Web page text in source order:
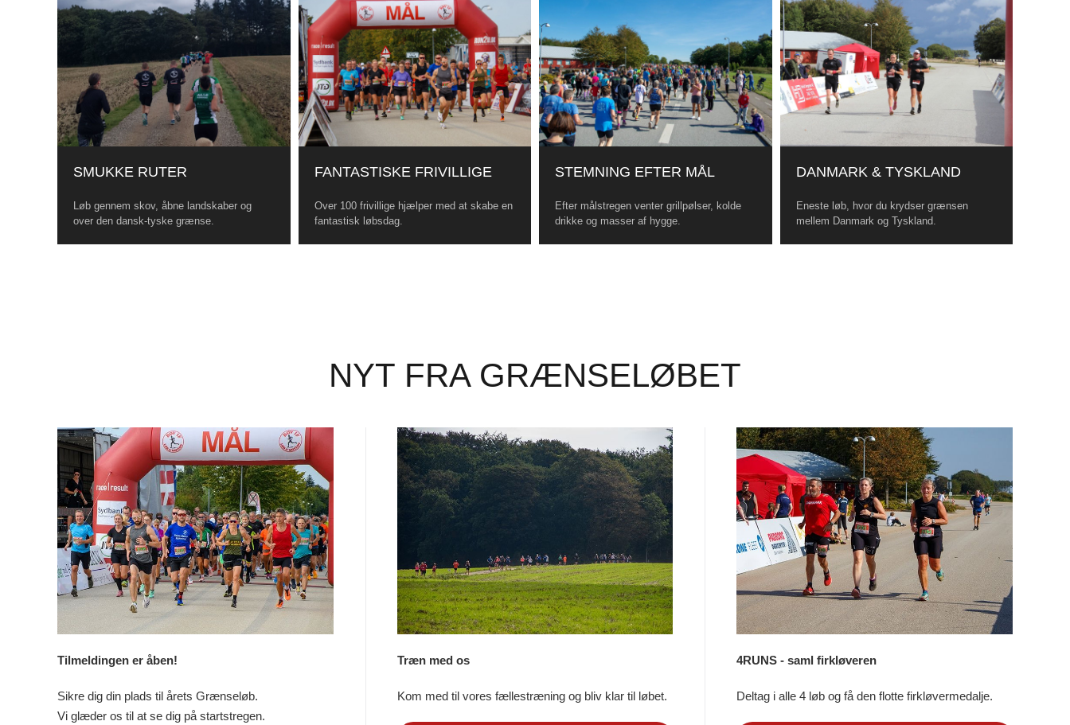
SMUKKE RUTER
Løb gennem skov, åbne landskaber og
over den dansk-tyske grænse.
FANTASTISKE FRIVILLIGE
Over 100 frivillige hjælper med at skabe en
fantastisk løbsdag.
STEMNING EFTER MÅL
Efter målstregen venter grillpølser, kolde
drikke og masser af hygge.
DANMARK & TYSKLAND
Eneste løb, hvor du krydser grænsen
mellem Danmark og Tyskland.
NYT FRA GRÆNSELØBET
Tilmeldingen er åben!
Sikre dig din plads til årets Grænseløb.
Vi glæder os til at se dig på startstregen.
Træn med os
Kom med til vores fællestræning og bliv klar til løbet.
4RUNS - saml firkløveren
Deltag i alle 4 løb og få den flotte firkløvermedalje.